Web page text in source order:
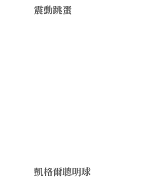
震動跳蛋
凱格爾聰明球